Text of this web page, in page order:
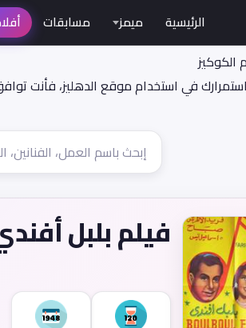
الكوكيز
في استخدام موقع الدهليز، فأنت
الرئيسية ميمز مسابقات
فيلم بلبل